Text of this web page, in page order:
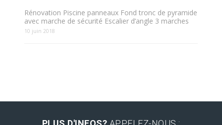
Rénovation Piscine panneaux Fond tronc de pyramide
avec marche de sécurité Escalier d’angle 3 marches
10 juin 2018